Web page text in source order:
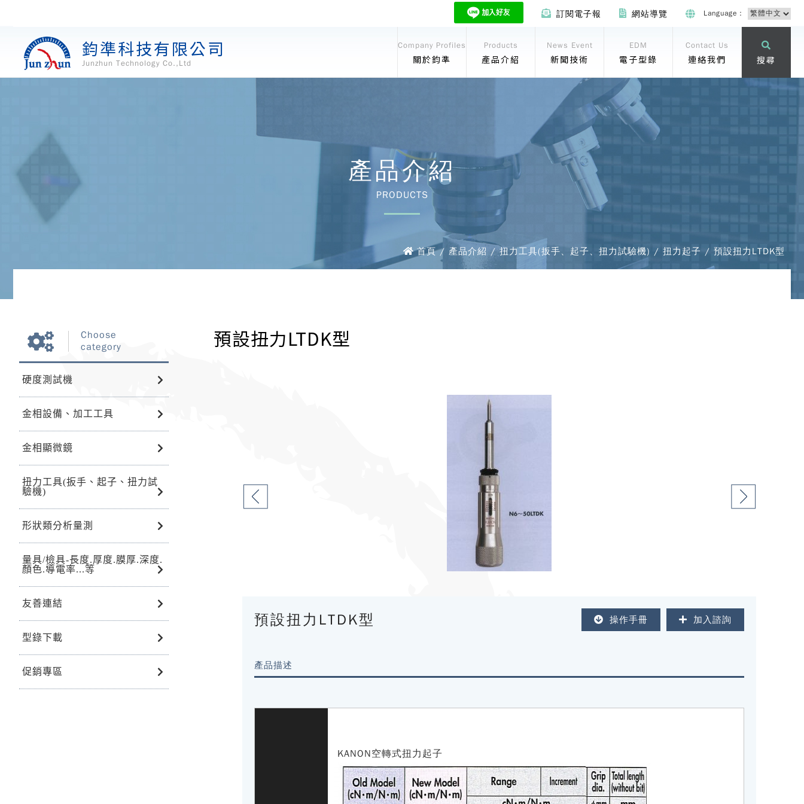
訂閱電子報 網站導覽 Language：
鈞準科技有限公司
Junzhun Technology Co.,Ltd
Company Profiles
關於鈞準
Products
產品介紹
News Event
新聞技術
EDM
電子型錄
Contact Us
連絡我們 搜尋
產品介紹
PRODUCTS
首頁 / 產品介紹 / 扭力工具(扳手、起子、扭力試驗機) / 扭力起子 / 預設扭力LTDK型
Choose
category
硬度測試機
金相設備、加工工具
金相顯微鏡
扭力工具(扳手、起子、扭力試
驗機)
形狀類分析量測
量具/檢具-長度.厚度.膜厚.深度.
顏色.導電率...等
友善連結
型錄下載
促銷專區
預設扭力LTDK型
預設扭力LTDK型 操作手冊 加入諮詢
產品描述
KANON空轉式扭力起子